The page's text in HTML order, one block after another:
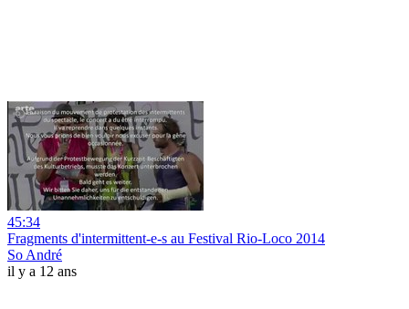
45:34
Fragments d'intermittent-e-s au Festival Rio-Loco 2014
So André
il y a 12 ans